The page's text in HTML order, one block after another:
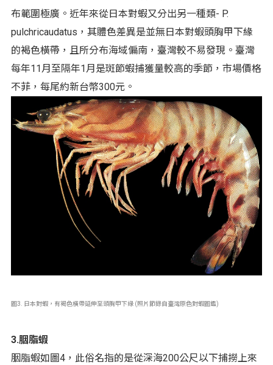
布範圍極廣。近年來從日本對蝦又分出另一種類- P.
pulchricaudatus，其體色差異是並無日本對蝦頭胸甲下緣
的褐色橫帶，且所分布海域偏南，臺灣較不易發現。臺灣
每年11月至隔年1月是斑節蝦捕獲量較高的季節，市場價格
不菲，每尾約新台幣300元。
圖3. 日本對蝦，有褐色橫帶延伸至頭胸甲下緣 (照片節錄自臺灣原色對蝦圖鑑)
3.胭脂蝦
胭脂蝦如圖4，此俗名指的是從深海200公尺以下捕撈上來